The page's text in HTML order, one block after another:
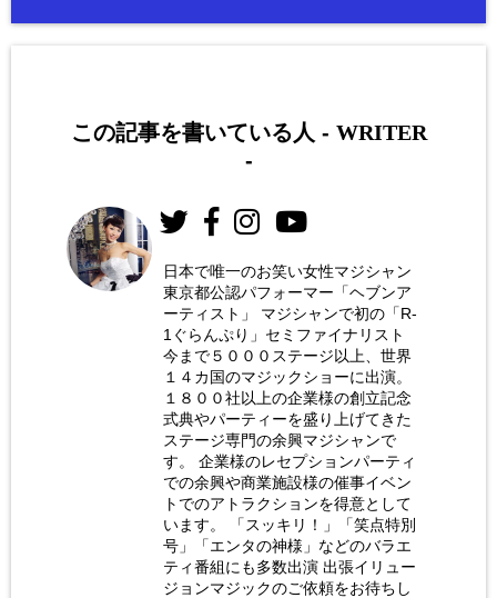
この記事を書いている人 - WRITER
-
日本で唯一のお笑い女性マジシャン
東京都公認パフォーマー「ヘブンア
ーティスト」 マジシャンで初の「R-
1ぐらんぷり」セミファイナリスト
今まで５０００ステージ以上、世界
１４カ国のマジックショーに出演。
１８００社以上の企業様の創立記念
式典やパーティーを盛り上げてきた
ステージ専門の余興マジシャンで
す。 企業様のレセプションパーティ
での余興や商業施設様の催事イベン
トでのアトラクションを得意として
います。 「スッキリ！」「笑点特別
号」「エンタの神様」などのバラエ
ティ番組にも多数出演 出張イリュー
ジョンマジックのご依頼をお待ちし